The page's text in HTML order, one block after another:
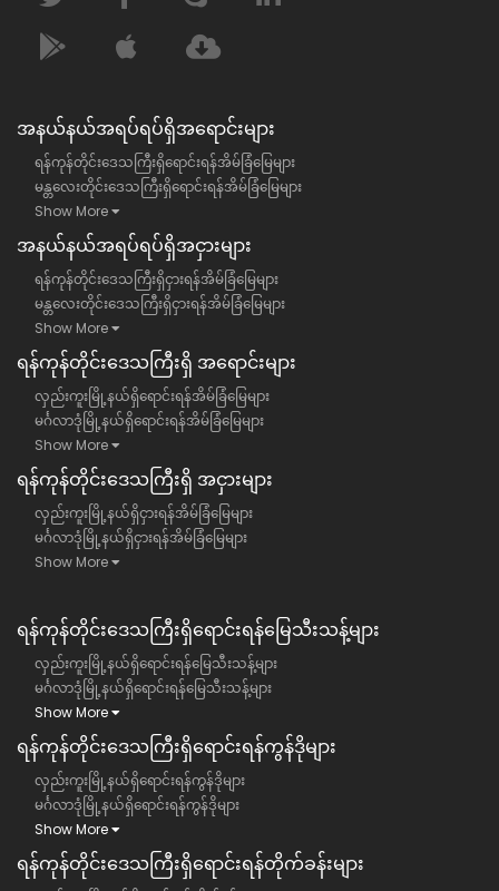
အနယ်နယ်အရပ်ရပ်ရှိအရောင်းများ
ရန်ကုန်တိုင်းဒေသကြီးရှိရောင်းရန်အိမ်ခြံမြေများ
မန္တလေးတိုင်းဒေသကြီးရှိရောင်းရန်အိမ်ခြံမြေများ
Show More
အနယ်နယ်အရပ်ရပ်ရှိအငှားများ
ရန်ကုန်တိုင်းဒေသကြီးရှိငှားရန်အိမ်ခြံမြေများ
မန္တလေးတိုင်းဒေသကြီးရှိငှားရန်အိမ်ခြံမြေများ
Show More
ရန်​ကုန်တိုင်းဒေသကြီး​ရှိ အရောင်းများ
လှည်းကူးမြို့နယ်ရှိရောင်းရန်အိမ်ခြံမြေများ
မင်္ဂလာဒုံမြို့နယ်ရှိရောင်းရန်အိမ်ခြံမြေများ
Show More
ရန်​ကုန်တိုင်းဒေသကြီး​ရှိ အငှားများ
လှည်းကူးမြို့နယ်ရှိငှားရန်အိမ်ခြံမြေများ
မင်္ဂလာဒုံမြို့နယ်ရှိငှားရန်အိမ်ခြံမြေများ
Show More
ရန်ကုန်တိုင်းဒေသကြီး​ရှိရောင်းရန်မြေသီးသန့်များ
လှည်းကူးမြို့နယ်ရှိရောင်းရန်မြေသီးသန့်များ
မင်္ဂလာဒုံမြို့နယ်ရှိရောင်းရန်မြေသီးသန့်များ
Show More
ရန်ကုန်တိုင်းဒေသကြီး​ရှိရောင်းရန်ကွန်ဒိုများ
လှည်းကူးမြို့နယ်ရှိရောင်းရန်ကွန်ဒိုများ
မင်္ဂလာဒုံမြို့နယ်ရှိရောင်းရန်ကွန်ဒိုများ
Show More
ရန်ကုန်တိုင်းဒေသကြီး​ရှိရောင်းရန်တိုက်ခန်းများ